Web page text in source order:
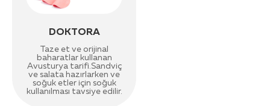
DOKTORA
Taze et ve orijinal
baharatlar kullanan
Avusturya tarifi.Sandviç
ve salata hazırlarken ve
soğuk etler için soğuk
kullanılması tavsiye edilir.